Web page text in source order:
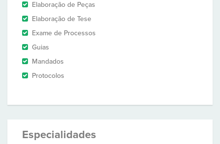
Elaboração de Peças
Elaboração de Tese
Exame de Processos
Guias
Mandados
Protocolos
Especialidades